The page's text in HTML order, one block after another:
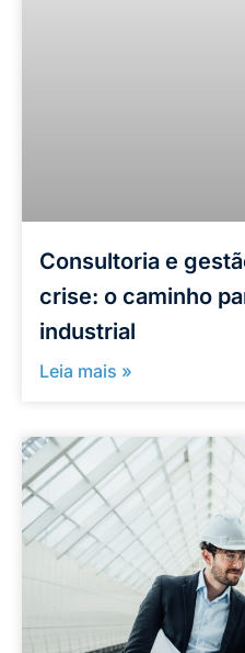
Consultoria e
crise: o caminho
industrial
Leia mais »